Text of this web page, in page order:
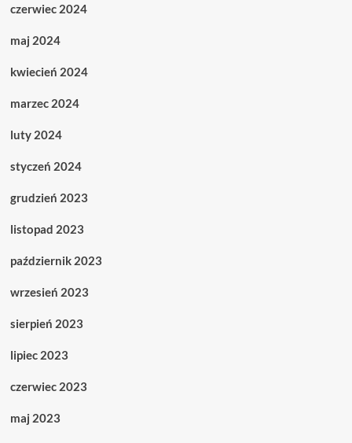
czerwiec 2024
maj 2024
kwiecień 2024
marzec 2024
luty 2024
styczeń 2024
grudzień 2023
listopad 2023
październik 2023
wrzesień 2023
sierpień 2023
lipiec 2023
czerwiec 2023
maj 2023